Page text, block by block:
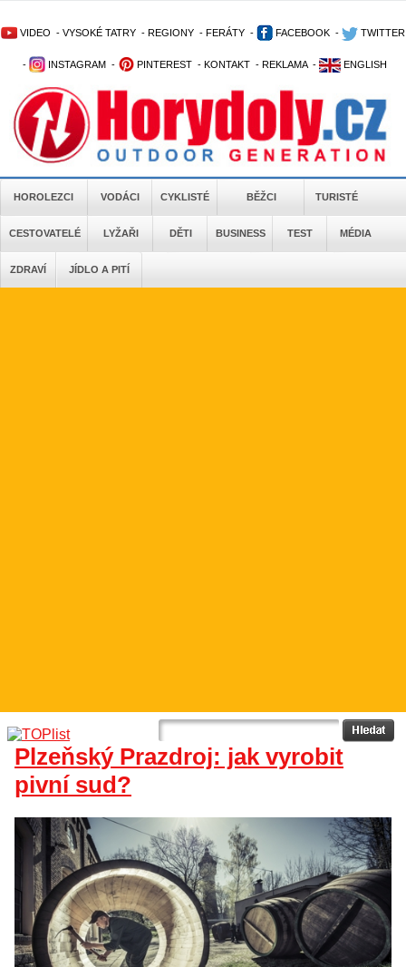
VIDEO - VYSOKÉ TATRY - REGIONY - FERÁTY - FACEBOOK - TWITTER
- INSTAGRAM - PINTEREST - KONTAKT - REKLAMA - ENGLISH
HOROLEZCI VODÁCI CYKLISTÉ BĚŽCI TURISTÉ
CESTOVATELÉ LYŽAŘI DĚTI BUSINESS TEST MÉDIA
ZDRAVÍ JÍDLO A PITÍ
Plzeňský Prazdroj: jak vyrobit
pivní sud?